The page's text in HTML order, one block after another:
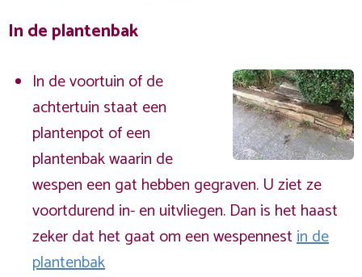
In de plantenbak
In de voortuin of de
achtertuin staat een
plantenpot of een
plantenbak waarin de
wespen een gat hebben gegraven. U ziet ze
voortdurend in- en uitvliegen. Dan is het haast
zeker dat het gaat om een wespennestin de
plantenbak